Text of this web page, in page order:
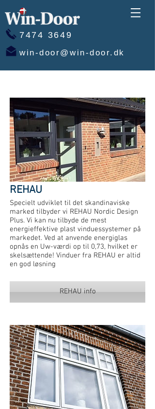
7474 3649
win-door@win-door.dk
REHAU
Specielt udviklet til det skandinaviske
marked tilbyder vi REHAU Nordic Design
Plus. Vi kan nu tilbyde de mest
energieffektive plast vinduessystemer på
markedet. Ved at anvende energiglas
opnås en Uw-værdi op til 0,73, hvilket er
skelsættende! Vinduer fra REHAU er altid
en god løsning
REHAU info